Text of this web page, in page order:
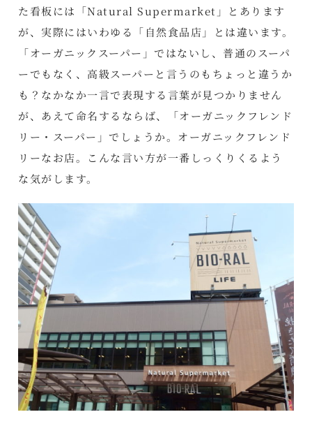
た看板には「Natural Supermarket」とあります
が、実際にはいわゆる「自然食品店」とは違います。
「オーガニックスーパー」ではないし、普通のスーパ
ーでもなく、高級スーパーと言うのもちょっと違うか
も？なかなか一言で表現する言葉が見つかりません
が、あえて命名するならば、「オーガニックフレンド
リー・スーパー」でしょうか。オーガニックフレンド
リーなお店。こんな言い方が一番しっくりくるよう
な気がします。